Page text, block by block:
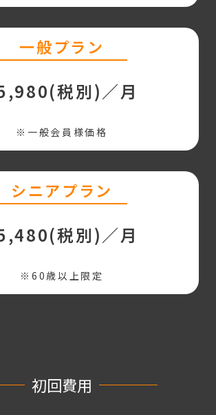
一般プラン
税別)／月
※一般会員様価格
シニアプラン
税別)／月
※60歳以上限定
初回費用